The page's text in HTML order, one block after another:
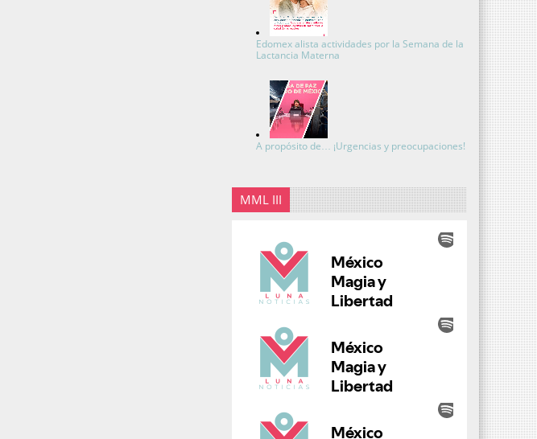
Edomex alista actividades por la Semana de la
Lactancia Materna
A propósito de… ¡Urgencias y preocupaciones!
MML III